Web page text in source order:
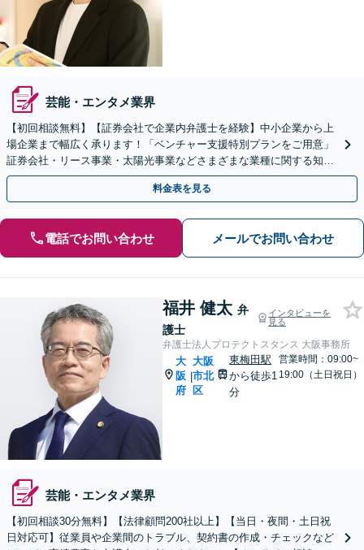
芸能・エンタメ業界
【初回相談無料】【証券会社で企業内弁護士を経験】中小企業から上
場企業まで幅広く承ります！「ベンチャー支援特別プランをご用意」
証券会社・リース事業・太陽光事業などさまざまな業種に関する知識
あり【メール相談可】【夜間面談対応】【大江橋駅3分】
料金表を見る
電話でお問い合わせ メールでお問い合わせ
福井 健太 弁
護士
インタビューを
見る
弁護士法人プロテクトスタンス 大阪事務所
大
阪
府
|
大阪
市北
区
東梅田駅
から徒歩1
分
営業時間：09:00~
19:00（土日祝日）
芸能・エンタメ業界
【初回相談30分無料】【法律顧問200社以上】【当日・夜間・土日祝
日対応可】従業員や企業間のトラブル、契約書の作成・チェックなど